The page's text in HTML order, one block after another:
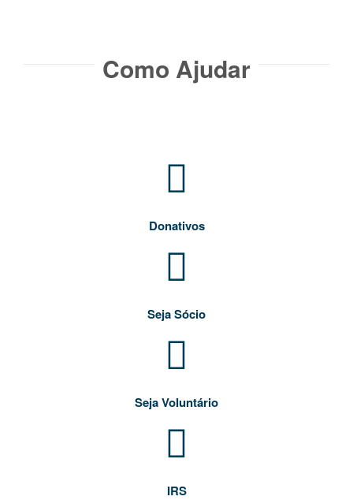
Como Ajudar​
Donativos
Seja Sócio
Seja Voluntário
IRS